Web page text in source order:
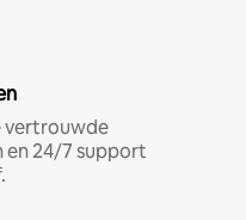
vertrouwde
en 24/7 support